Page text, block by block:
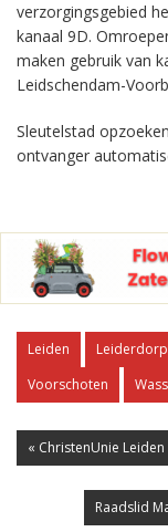
verzorgingsgebied
kanaal 9D.
maken gebruik van
Leidschendam-
Sleutelstad
ontvanger
Leiden Leiderdorp
Voorschoten
« ChristenUnie
Raadslid